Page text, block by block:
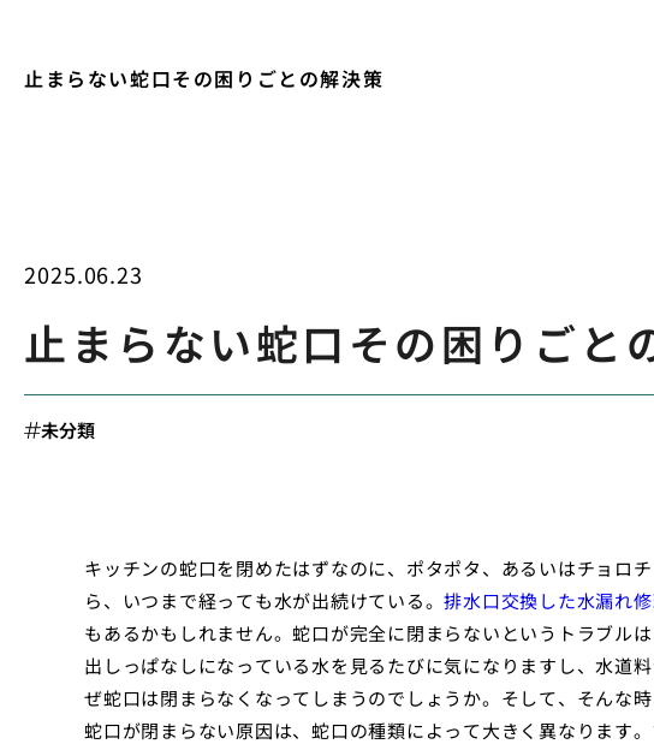
止まらない蛇口その困りごとの解決策
2025.06.23
止まらない蛇口その困りごと
未分類
キッチンの蛇口を閉めたはずなのに、ポタポタ、あるいはチョロ
ら、いつまで経っても水が出続けている。排水口交換した水漏れ
もあるかもしれません。蛇口が完全に閉まらないというトラブル
出しっぱなしになっている水を見るたびに気になりますし、水道
ぜ蛇口は閉まらなくなってしまうのでしょうか。そして、そんな
蛇口が閉まらない原因は、蛇口の種類によって大きく異なります